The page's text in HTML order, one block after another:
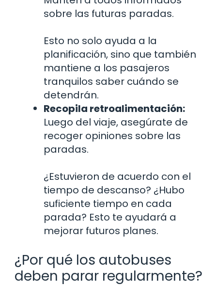
sobre las futuras paradas.
Esto no solo ayuda a la
planificación, sino que también
mantiene a los pasajeros
tranquilos saber cuándo se
detendrán.
Recopila retroalimentación:
Luego del viaje, asegúrate de
recoger opiniones sobre las
paradas.
¿Estuvieron de acuerdo con el
tiempo de descanso? ¿Hubo
suficiente tiempo en cada
parada? Esto te ayudará a
mejorar futuros planes.
¿Por qué los autobuses
deben parar regularmente?